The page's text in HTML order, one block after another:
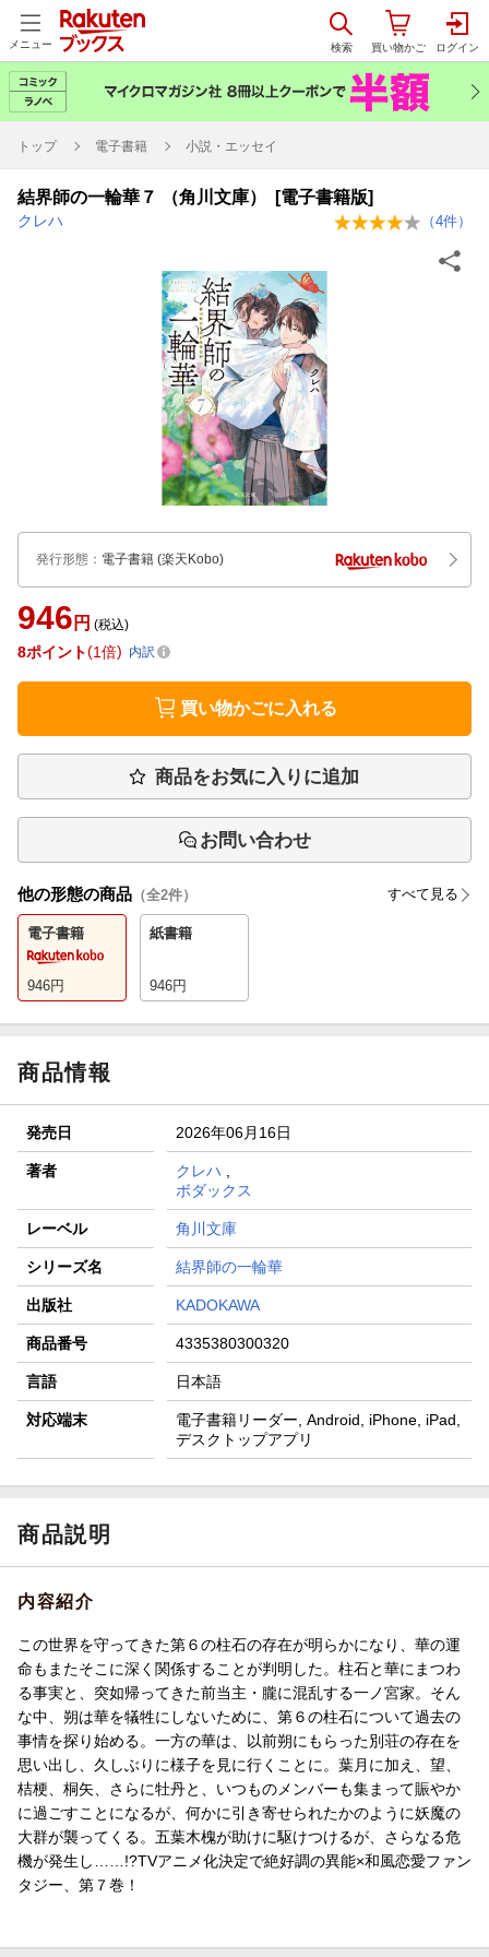
メニュー
トップ 電子書籍 小説・エッセイ
結界師の一輪華７ （角川文庫） [電子書籍版]
クレハ （4件）
発行形態 ： 電子書籍 (楽天Kobo)
946 円 (税込)
8ポイント 1倍 内訳
買い物かごに入れる
商品をお気に入りに追加
お問い合わせ
他の形態の商品 （全2件） すべて見る
電子書籍
946円
紙書籍
946円
商品情報
発売日 2026年06月16日
著者 クレハ
ボダックス
レーベル 角川文庫
シリーズ名 結界師の一輪華
出版社 KADOKAWA
商品番号 4335380300320
言語 日本語
対応端末
電子書籍リーダー, Android, iPhone, iPad,
デスクトップアプリ
商品説明
内容紹介
この世界を守ってきた第６の柱石の存在が明らかになり、華の運
命もまたそこに深く関係することが判明した。柱石と華にまつわ
る事実と、突如帰ってきた前当主・朧に混乱する一ノ宮家。そん
な中、朔は華を犠牲にしないために、第６の柱石について過去の
事情を探り始める。一方の華は、以前朔にもらった別荘の存在を
思い出し、久しぶりに様子を見に行くことに。葉月に加え、望、
桔梗、桐矢、さらに牡丹と、いつものメンバーも集まって賑やか
に過ごすことになるが、何かに引き寄せられたかのように妖魔の
大群が襲ってくる。五葉木槐が助けに駆けつけるが、さらなる危
機が発生し……!?TVアニメ化決定で絶好調の異能×和風恋愛ファン
タジー、第７巻！